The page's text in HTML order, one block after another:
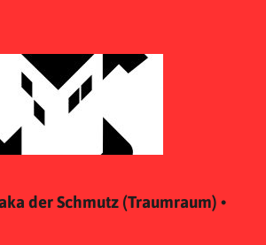
der Schmutz (Traumraum) •